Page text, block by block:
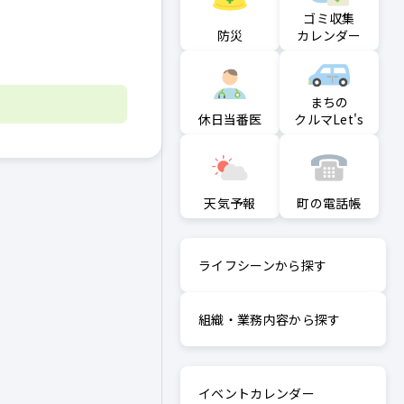
防災
ゴミ収集
カレンダー
休日当番医
まちの
クルマLet's
天気予報 町の電話帳
ライフシーンから探す
組織・業務内容から探す
イベントカレンダー